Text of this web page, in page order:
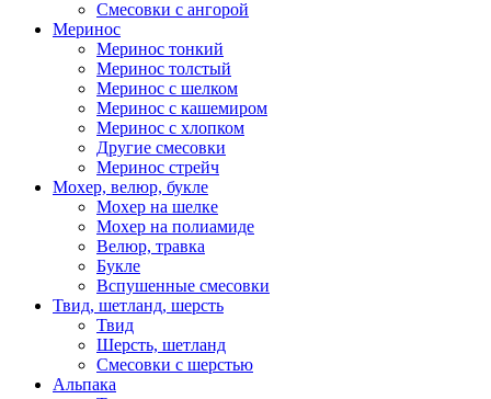
Смесовки с ангорой
Меринос
Меринос тонкий
Меринос толстый
Меринос с шелком
Меринос с кашемиром
Меринос с хлопком
Другие смесовки
Меринос стрейч
Мохер, велюр, букле
Мохер на шелке
Мохер на полиамиде
Велюр, травка
Букле
Вспушенные смесовки
Твид, шетланд, шерсть
Твид
Шерсть, шетланд
Смесовки с шерстью
Альпака